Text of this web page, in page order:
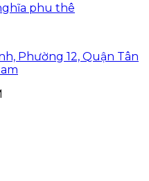
phu thê
Phường 12, Quận Tân